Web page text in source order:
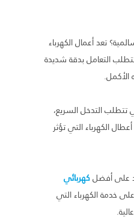
تعد أعمال الكهرباء
التعامل بدقة شديدة
الأكمل.
تتطلب التدخل السريع،
الكهرباء التي تؤثر
على أفضلكهربائي
خدمة الكهرباء التي